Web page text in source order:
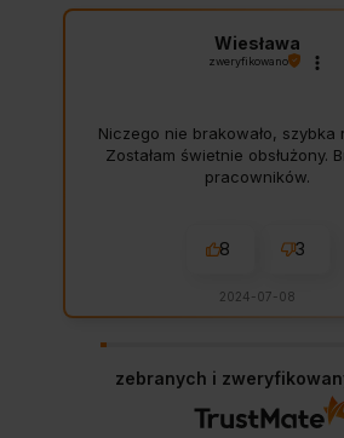
Wiesława
zweryfikowano
Niczego nie brakowało, szybka
Zostałam świetnie obsłużony.
pracowników.
8 3
2024-07-08
zebranych i